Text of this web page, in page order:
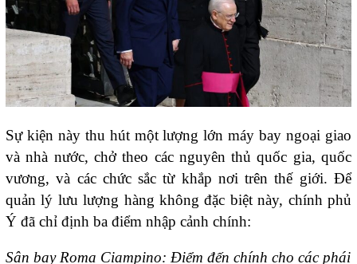
Sự kiện này thu hút một lượng lớn máy bay ngoại giao
và nhà nước, chở theo các nguyên thủ quốc gia, quốc
vương, và các chức sắc từ khắp nơi trên thế giới. Để
quản lý lưu lượng hàng không đặc biệt này, chính phủ
Ý đã chỉ định ba điểm nhập cảnh chính:
Sân bay Roma Ciampino: Điểm đến chính cho các phái